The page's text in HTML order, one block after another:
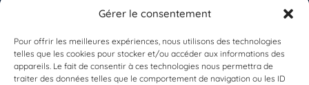
Gérer le consentement
Pour offrir les meilleures expériences, nous utilisons des technologies
telles que les cookies pour stocker et/ou accéder aux informations des
appareils. Le fait de consentir à ces technologies nous permettra de
traiter des données telles que le comportement de navigation ou les ID
S'INSCRIRE À LA NEWSLETTER
Inscrivez-vous dès maintenant